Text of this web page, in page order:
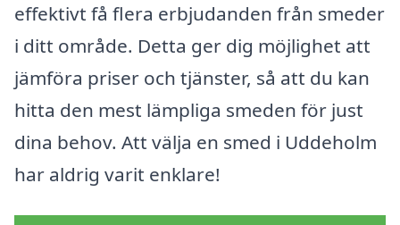
effektivt få flera erbjudanden från smeder
i ditt område. Detta ger dig möjlighet att
jämföra priser och tjänster, så att du kan
hitta den mest lämpliga smeden för just
dina behov. Att välja en smed i Uddeholm
har aldrig varit enklare!